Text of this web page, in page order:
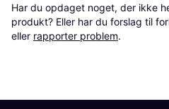
Har du opdaget noget, der ikke
produkt? Eller har du forslag til
eller rapporter problem.